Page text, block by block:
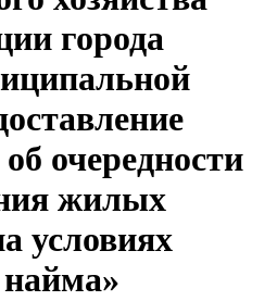
города
очередности
жилых
условиях